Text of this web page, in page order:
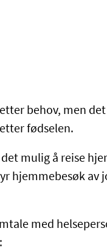
behov, men
fødselen.
mulig å reise
hjemmebesøk av
med